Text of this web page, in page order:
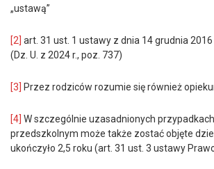
„ustawą”
[2] art. 31 ust. 1 ustawy z dnia 14 grudnia
(Dz. U. z 2024 r., poz. 737)
[3] Przez rodziców rozumie się również
[4] W szczególnie uzasadnionych
przedszkolnym może także zostać objęte
ukończyło 2,5 roku (art. 31 ust. 3 ustawy